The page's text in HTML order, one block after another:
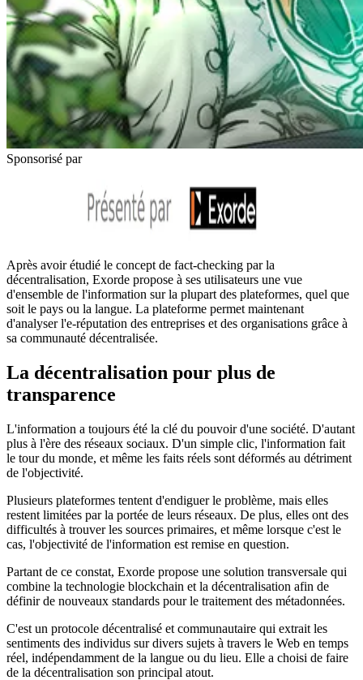
Sponsorisé par
Après avoir étudié le concept de fact-checking par la
décentralisation, Exorde propose à ses utilisateurs une vue
d'ensemble de l'information sur la plupart des plateformes, quel que
soit le pays ou la langue. La plateforme permet maintenant
d'analyser l'e-réputation des entreprises et des organisations grâce à
sa communauté décentralisée.
La décentralisation pour plus de
transparence
L'information a toujours été la clé du pouvoir d'une société. D'autant
plus à l'ère des réseaux sociaux. D'un simple clic, l'information fait
le tour du monde, et même les faits réels sont déformés au détriment
de l'objectivité.
Plusieurs plateformes tentent d'endiguer le problème, mais elles
restent limitées par la portée de leurs réseaux. De plus, elles ont des
difficultés à trouver les sources primaires, et même lorsque c'est le
cas, l'objectivité de l'information est remise en question.
Partant de ce constat, Exorde propose une solution transversale qui
combine la technologie blockchain et la décentralisation afin de
définir de nouveaux standards pour le traitement des métadonnées.
C'est un protocole décentralisé et communautaire qui extrait les
sentiments des individus sur divers sujets à travers le Web en temps
réel, indépendamment de la langue ou du lieu. Elle a choisi de faire
de la décentralisation son principal atout.